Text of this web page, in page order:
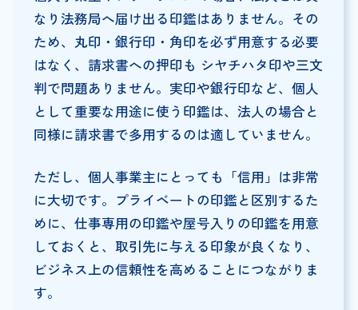
なり法務局へ届け出る印鑑はありません。その
ため、丸印・銀行印・角印を必ず用意する必要
はなく、請求書への押印も シヤチハタ印や三文
判で問題ありません。実印や銀行印など、個人
として重要な用途に使う印鑑は、法人の場合と
同様に請求書で多用するのは適していません。
ただし、個人事業主にとっても「信用」は非常
に大切です。プライベートの印鑑と区別するた
めに、仕事専用の印鑑や屋号入りの印鑑を用意
しておくと、取引先に与える印象が良くなり、
ビジネス上の信頼性を高めることにつながりま
す。